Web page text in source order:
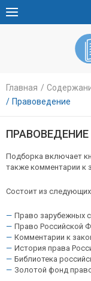
Главная
Правоведение
ПРАВОВЕДЕНИЕ
Подборка включает
также комментарии к
Состоит из
Право зарубежных
Право Российской
Комментарии к
История права
Библиотека
Золотой фонд